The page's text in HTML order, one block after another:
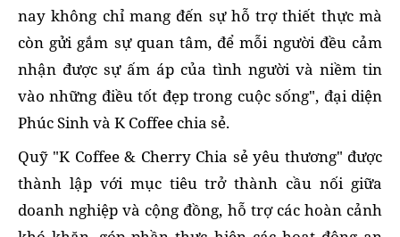
nay không chỉ mang đến sự hỗ trợ thiết thực mà
còn gửi gắm sự quan tâm, để mỗi người đều cảm
nhận được sự ấm áp của tình người và niềm tin
vào những điều tốt đẹp trong cuộc sống", đại diện
Phúc Sinh và K Coffee chia sẻ.
Quỹ "K Coffee & Cherry Chia sẻ yêu thương" được
thành lập với mục tiêu trở thành cầu nối giữa
doanh nghiệp và cộng đồng, hỗ trợ các hoàn cảnh